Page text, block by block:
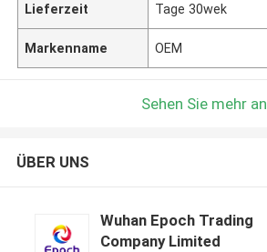
Lieferzeit Tage 30wek
Markenname OEM
Sehen Sie mehr an
ÜBER UNS
Wuhan Epoch Trading
Company Limited